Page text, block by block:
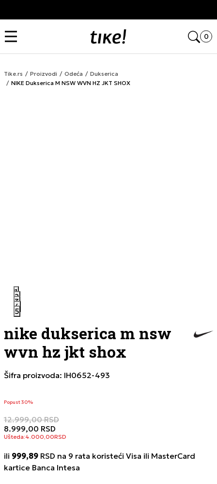
0
Tike.rs Proizvodi Odeća
Dukserica
NIKE Dukserica M NSW WVN HZ JKT SHOX
1
2
3
4
5
nike dukserica m nsw
wvn hz jkt shox
Šifra proizvoda: IH0652-493
Popust 30%
12.999,00 RSD
8.999,00 RSD
Ušteda:4.000,00RSD
ili 999,89 RSD na 9 rata koristeći Visa ili MasterCard
kartice Banca Intesa